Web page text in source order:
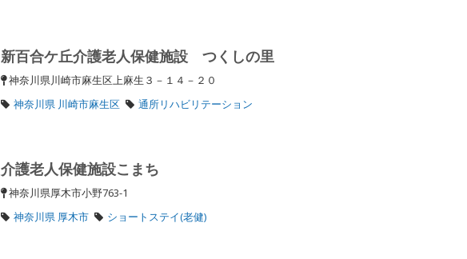
新百合ケ丘介護老人保健施設 つくしの里
神奈川県川崎市麻生区上麻生３－１４－２０
神奈川県 川崎市麻生区
通所リハビリテーション
介護老人保健施設こまち
神奈川県厚木市小野763-1
神奈川県 厚木市
ショートステイ(老健)